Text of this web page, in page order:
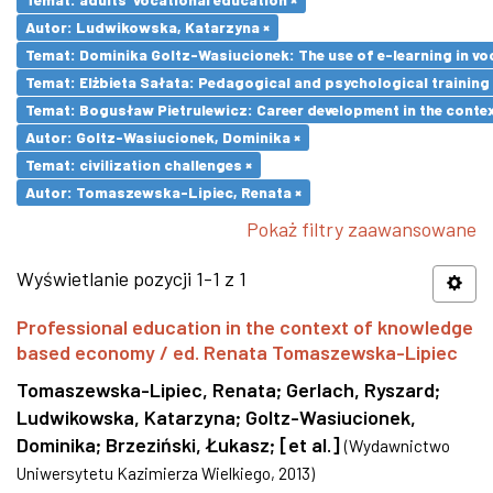
Autor: Ludwikowska, Katarzyna ×
Temat: Dominika Goltz-Wasiucionek: The use of e-learning in
Temat: Elżbieta Sałata: Pedagogical and psychological
Temat: Bogusław Pietrulewicz: Career development in the
Autor: Goltz-Wasiucionek, Dominika ×
Temat: civilization challenges ×
Autor: Tomaszewska-Lipiec, Renata ×
Pokaż filtry zaawansowane
Wyświetlanie pozycji 1-1 z 1
Professional education in the context of knowledge
based economy / ed. Renata Tomaszewska-Lipiec
Tomaszewska-Lipiec, Renata; Gerlach, Ryszard;
Ludwikowska, Katarzyna; Goltz-Wasiucionek,
Dominika; Brzeziński, Łukasz; [et al.] (Wydawnictwo
Uniwersytetu Kazimierza Wielkiego, 2013)